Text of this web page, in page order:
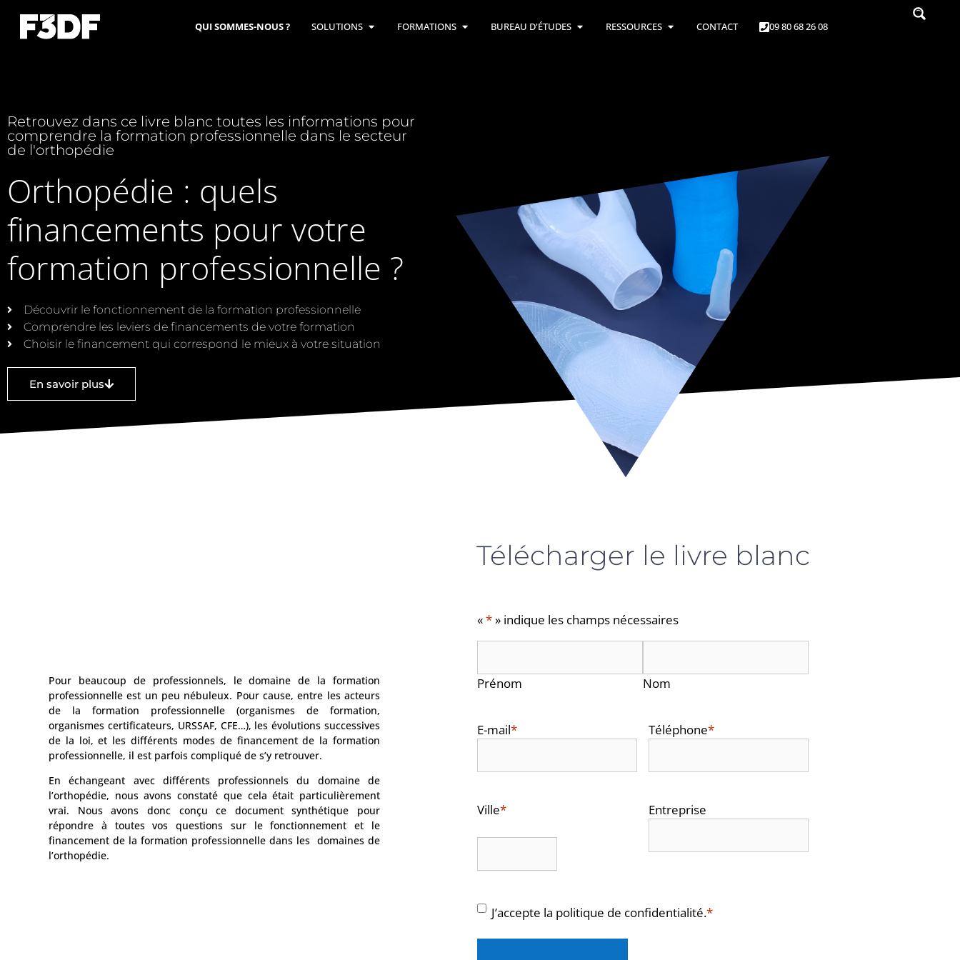
QUI SOMMES-NOUS ? SOLUTIONS FORMATIONS BUREAU D'ÉTUDES RESSOURCES CONTACT 09 80 68 26 08
Retrouvez dans ce livre blanc toutes les informations pour
comprendre la formation professionnelle dans le secteur
de l'orthopédie
Orthopédie : quels
financements pour votre
formation professionnelle ?
Découvrir le fonctionnement de la formation professionnelle
Comprendre les leviers de financements de votre formation
Choisir le financement qui correspond le mieux à votre situation
En savoir plus
Pour beaucoup de professionnels, le domaine de la formation
professionnelle est un peu nébuleux. Pour cause, entre les acteurs
de la formation professionnelle (organismes de formation,
organismes certificateurs, URSSAF, CFE…), les évolutions successives
de la loi, et les différents modes de financement de la formation
professionnelle, il est parfois compliqué de s’y retrouver.
En échangeant avec différents professionnels du domaine de
l’orthopédie, nous avons constaté que cela était particulièrement
vrai. Nous avons donc conçu ce document synthétique pour
répondre à toutes vos questions sur le fonctionnement et le
financement de la formation professionnelle dans les domaines de
l’orthopédie.
Télécharger le livre blanc
«*» indique les champs nécessaires
Prénom Nom
E-mail* Téléphone*
Ville* Entreprise
RGPD*
J’accepte la politique de confidentialité.*